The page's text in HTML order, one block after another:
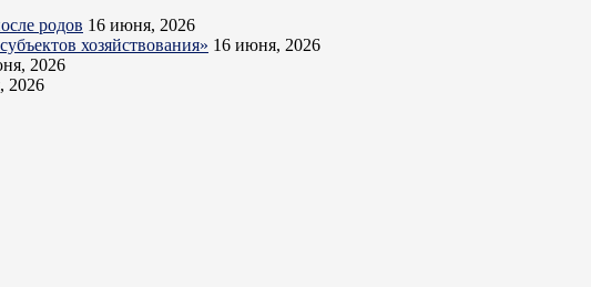
родов 16 июня, 2026
хозяйствования» 16 июня, 2026
2026
2026